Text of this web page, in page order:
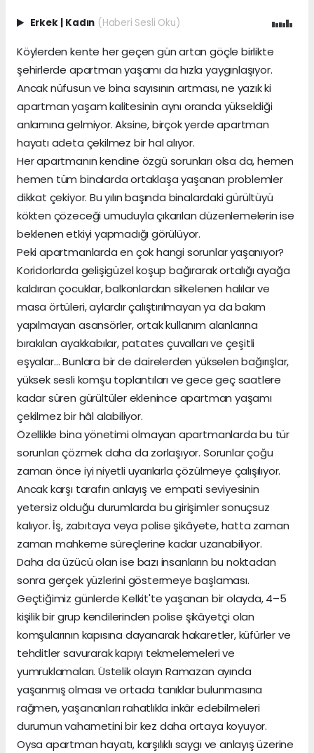
Erkek | Kadın (Haberi Sesli Oku)
Köylerden kente her geçen gün artan göçle birlikte
şehirlerde apartman yaşamı da hızla yaygınlaşıyor.
Ancak nüfusun ve bina sayısının artması, ne yazık ki
apartman yaşam kalitesinin aynı oranda yükseldiği
anlamına gelmiyor. Aksine, birçok yerde apartman
hayatı adeta çekilmez bir hal alıyor.
Her apartmanın kendine özgü sorunları olsa da, hemen
hemen tüm binalarda ortaklaşa yaşanan problemler
dikkat çekiyor. Bu yılın başında binalardaki gürültüyü
kökten çözeceği umuduyla çıkarılan düzenlemelerin ise
beklenen etkiyi yapmadığı görülüyor.
Peki apartmanlarda en çok hangi sorunlar yaşanıyor?
Koridorlarda gelişigüzel koşup bağırarak ortalığı ayağa
kaldıran çocuklar, balkonlardan silkelenen halılar ve
masa örtüleri, aylardır çalıştırılmayan ya da bakım
yapılmayan asansörler, ortak kullanım alanlarına
bırakılan ayakkabılar, patates çuvalları ve çeşitli
eşyalar… Bunlara bir de dairelerden yükselen bağırışlar,
yüksek sesli komşu toplantıları ve gece geç saatlere
kadar süren gürültüler eklenince apartman yaşamı
çekilmez bir hâl alabiliyor.
Özellikle bina yönetimi olmayan apartmanlarda bu tür
sorunları çözmek daha da zorlaşıyor. Sorunlar çoğu
zaman önce iyi niyetli uyarılarla çözülmeye çalışılıyor.
Ancak karşı tarafın anlayış ve empati seviyesinin
yetersiz olduğu durumlarda bu girişimler sonuçsuz
kalıyor. İş, zabıtaya veya polise şikâyete, hatta zaman
zaman mahkeme süreçlerine kadar uzanabiliyor.
Daha da üzücü olan ise bazı insanların bu noktadan
sonra gerçek yüzlerini göstermeye başlaması.
Geçtiğimiz günlerde Kelkit'te yaşanan bir olayda, 4–5
kişilik bir grup kendilerinden polise şikâyetçi olan
komşularının kapısına dayanarak hakaretler, küfürler ve
tehditler savurarak kapıyı tekmelemeleri ve
yumruklamaları. Üstelik olayın Ramazan ayında
yaşanmış olması ve ortada tanıklar bulunmasına
rağmen, yaşananları rahatlıkla inkâr edebilmeleri
durumun vahametini bir kez daha ortaya koyuyor.
Oysa apartman hayatı, karşılıklı saygı ve anlayış üzerine